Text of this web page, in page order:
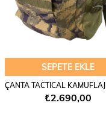
SEPETE EKLE
₺2.690,00